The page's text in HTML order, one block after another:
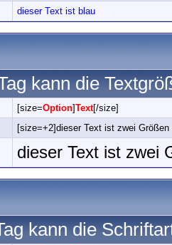
dieser Text ist blau
kann die
[size=Option]Text[/size]
[size=+2]dieser Text ist zwei
dieser Text ist zwei
kann die